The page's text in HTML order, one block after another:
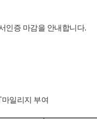
인증 마감을 안내합니다.
일리지 부여